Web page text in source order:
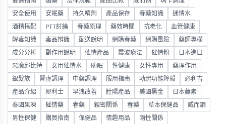
安全使用 安眠藥 持久噴劑 產品保存 春藥知識 迷情水
酒精搭配 PTT討論 春藥原理 藥效時間 抗老化 血管健康
解毒知識 毒品辨識 配送說明 網購春藥 網購風險 藥師專欄
成分分析 副作用說明 催情產品 震波療法 催情粉 日本進口
惡魔邱比特 女用催情水 助眠 性健康 女性專用 藥理作用
銀髮族 腎虛調理 中藥調理 服用指南 勃起功能障礙 必利吉
產品介紹 犀利士 早洩改善 壯陽產品 美國黑金 日本藤素
泰國果凍 催情藥 春藥 親密關係 春藥 草本保健品 威而鋼
男性保健 購買指南 保健品 情趣用品 兩性關係